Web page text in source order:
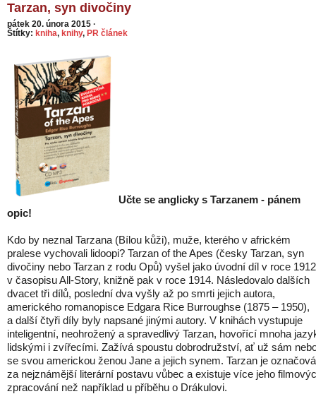
Tarzan, syn divočiny
pátek 20. února 2015 ·
Štítky: kniha, knihy, PR článek
Učte se anglicky s Tarzanem - pánem
opic!
Kdo by neznal Tarzana (Bílou kůži), muže, kterého v africkém
pralese vychovali lidoopi? Tarzan of the Apes (česky Tarzan, syn
divočiny nebo Tarzan z rodu Opů) vyšel jako úvodní díl v roce 1912
v časopisu All-Story, knižně pak v roce 1914. Následovalo dalších
dvacet tři dílů, poslední dva vyšly až po smrti jejich autora,
amerického romanopisce Edgara Rice Burroughse (1875 – 1950),
a další čtyři díly byly napsané jinými autory. V knihách vystupuje
inteligentní, neohrožený a spravedlivý Tarzan, hovořící mnoha
lidskými i zvířecími. Zažívá spoustu dobrodružství, ať už sám
se svou americkou ženou Jane a jejich synem. Tarzan je
za nejznámější literární postavu vůbec a existuje více jeho
zpracování než například u příběhu o Drákulovi.